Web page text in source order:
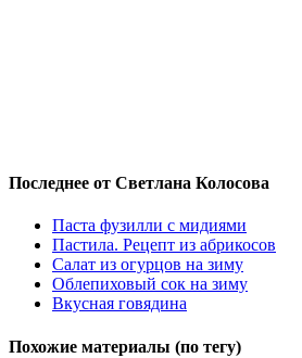
Последнее от Светлана Колосова
Паста фузилли с мидиями
Пастила. Рецепт из абрикосов
Салат из огурцов на зиму
Облепиховый сок на зиму
Вкусная говядина
Похожие материалы (по тегу)